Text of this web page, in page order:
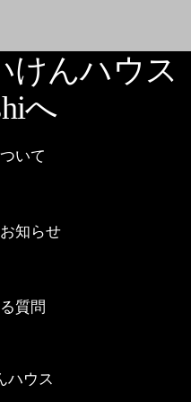
けんハウス
へ
いて
知らせ
質問
ハウス